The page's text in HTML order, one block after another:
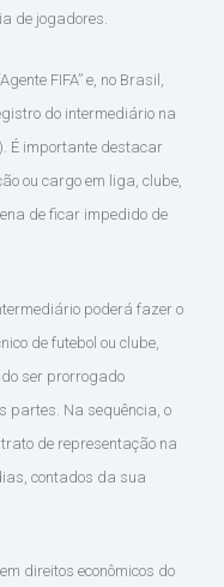
de jogadores.
FIFA” e, no Brasil,
do intermediário na
É importante destacar
ou cargo em liga, clube,
de ficar impedido de
poderá fazer o
de futebol ou clube,
ser prorrogado
partes. Na sequência, o
de representação na
contados da sua
direitos econômicos do